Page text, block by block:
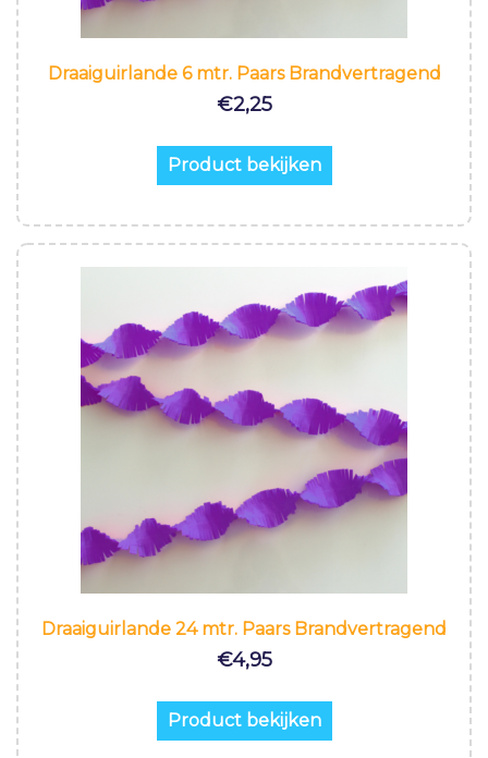
Draaiguirlande 6 mtr. Paars Brandvertragend
€2,25
Product bekijken
Draaiguirlande 24 mtr. Paars Brandvertragend
€4,95
Product bekijken